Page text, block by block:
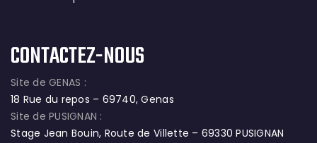
CONTACTEZ-NOUS
Site de GENAS :
18 Rue du repos – 69740, Genas
Site de PUSIGNAN :
Stage Jean Bouin, Route de Villette – 69330 PUSIGNAN